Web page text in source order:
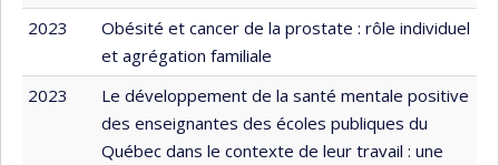
2023
Obésité et cancer de la prostate : rôle individuel
et agrégation familiale
2023
Le développement de la santé mentale positive
des enseignantes des écoles publiques du
Québec dans le contexte de leur travail : une